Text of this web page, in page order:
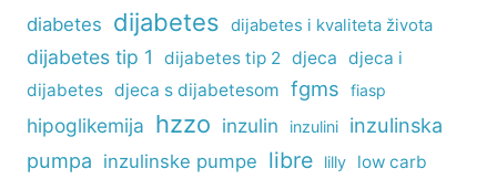
diabetes dijabetes dijabetes i kvaliteta života
dijabetes tip 1 dijabetes tip 2 djeca djeca i
dijabetes djeca s dijabetesom fgms fiasp
hipoglikemija hzzo inzulin inzulini
inzulinska
pumpa inzulinske pumpe libre lilly low carb